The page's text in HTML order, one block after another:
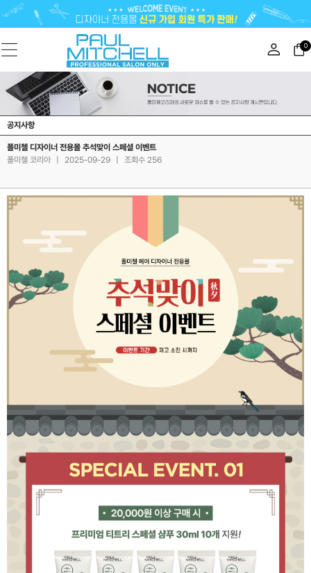
0
공지사항
폴미첼 디자이너 전용몰 추석맞이 스페셜 이벤트
폴미첼 코리아
2025-09-29 조회수 256